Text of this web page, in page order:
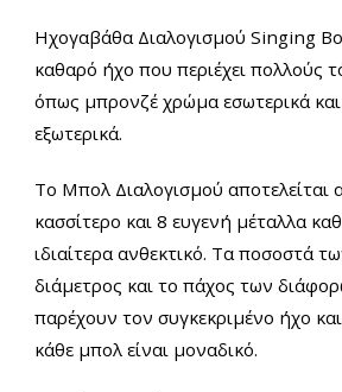
Ηχογαβάθα Διαλογισμού Singing
καθαρό ήχο που περιέχει πολλούς
όπως μπρονζέ χρώμα εσωτερικά
εξωτερικά.
Το Μπολ Διαλογισμού αποτελείται
κασσίτερο και 8 ευγενή μέταλλα
ιδιαίτερα ανθεκτικό. Τα ποσοστά
διάμετρος και το πάχος των
παρέχουν τον συγκεκριμένο ήχο
κάθε μπολ είναι μοναδικό.